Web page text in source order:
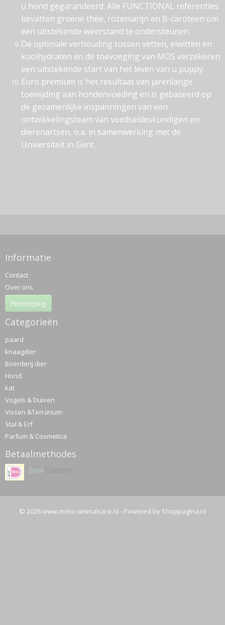
u hond gegarandeerd. Alle FUNCTIONAL referenties
bevatten groene thee, rozemarijn en B-caroteen om
een uitstekende weerstand te ondersteunen.
De optimale verhouding tussen vetten, eiwitten en
koolhydraten en de toevoeging van MOS verzekeren
een uitstekende start van het leven van u puppy.
Euro premium is het resultaat van jarenlange
toewijding aan hondenvoeding en is gebaseerd op
de gezamenlijke inspanningen van een
ontwikkelingsteam van voedseldeskundigen en
dierenartsen, o.a. in samenwerking met de
Universiteit in Gent.
Informatie
Contact
Over ons
Herroeping
Categorieën
paard
knaagdier
Boerderij dier
Hond
kat
Vogels & Duiven
Vissen &Terrarium
Stal & Erf
Parfum & Cosmetica
Betaalmethodes
© 2026 www.mimo-animalcare.nl - Powered by Shoppagina.nl